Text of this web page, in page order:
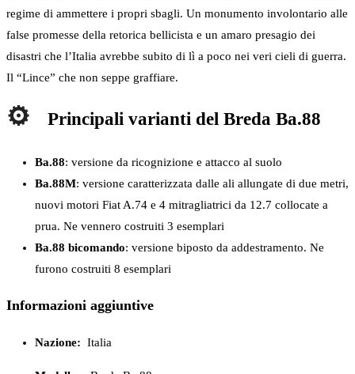
regime di ammettere i propri sbagli. Un monumento involontario alle
false promesse della retorica bellicista e un amaro presagio dei
disastri che l’Italia avrebbe subito di lì a poco nei veri cieli di guerra.
Il “Lince” che non seppe graffiare.
Principali varianti del Breda Ba.88
Ba.88: versione da ricognizione e attacco al suolo
Ba.88M: versione caratterizzata dalle ali allungate di due metri,
nuovi motori Fiat A.74 e 4 mitragliatrici da 12.7 collocate a
prua. Ne vennero costruiti 3 esemplari
Ba.88 bicomando: versione biposto da addestramento. Ne
furono costruiti 8 esemplari
Informazioni aggiuntive
Nazione: Italia